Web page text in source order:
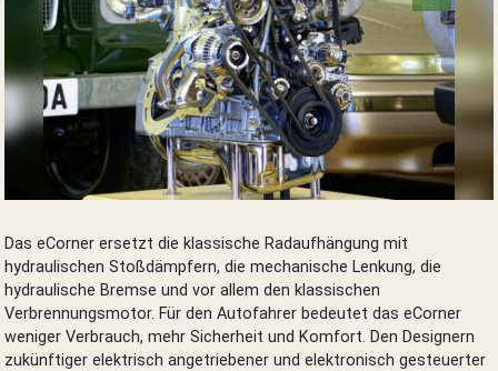
Das eCorner ersetzt die klassische Radaufhängung mit
hydraulischen Stoßdämpfern, die mechanische Lenkung, die
hydraulische Bremse und vor allem den klassischen
Verbrennungsmotor. Für den Autofahrer bedeutet das eCorner
weniger Verbrauch, mehr Sicherheit und Komfort. Den Designern
zukünftiger elektrisch angetriebener und elektronisch gesteuerter